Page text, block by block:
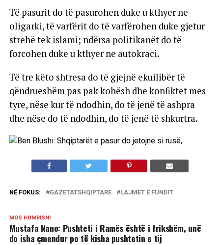
Të pasurit do të pasurohen duke u kthyer ne
oligarki, të varfërit do të varfërohen duke gjetur
strehë tek islami; ndërsa politikanët do të
forcohen duke u kthyer ne autokraci.
Të tre këto shtresa do të gjejnë ekuilibër të
qëndrueshëm pas pak kohësh dhe konfiktet mes
tyre, nëse kur të ndodhin, do të jenë të ashpra
dhe nëse do të ndodhin, do të jenë të shkurtra.
NË FOKUS: GAZETATSHQIPTARE LAJMET E FUNDIT
MOS HUMBISNI
Mustafa Nano: Pushteti i Ramës është i frikshëm, unë
do isha çmendur po të kisha pushtetin e tij